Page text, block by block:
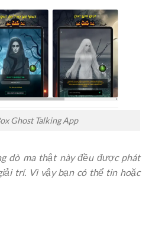
Ghost Talking App
dò ma thật này đều được phát
trí. Vì vậy bạn có thể tin hoặc